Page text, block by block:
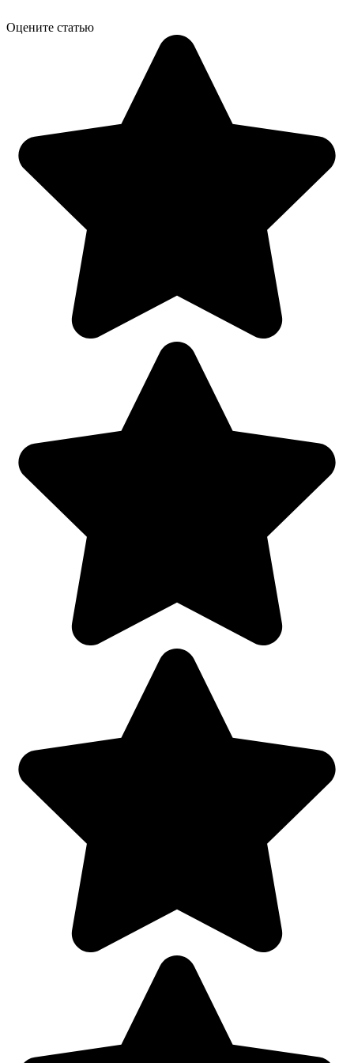
Оцените статью